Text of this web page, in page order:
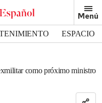
Menú
ESPACIO
como próximo ministro